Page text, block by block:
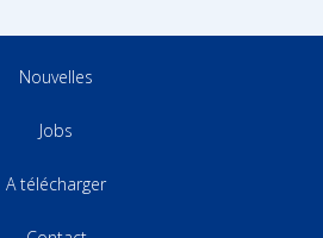
Nouvelles
Jobs
A télécharger